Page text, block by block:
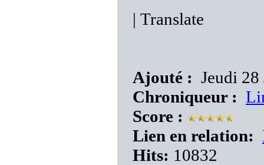
| Translate
Ajouté : Jeudi
Chroniqueur :
Score :
Lien en relation:
Hits: 10832